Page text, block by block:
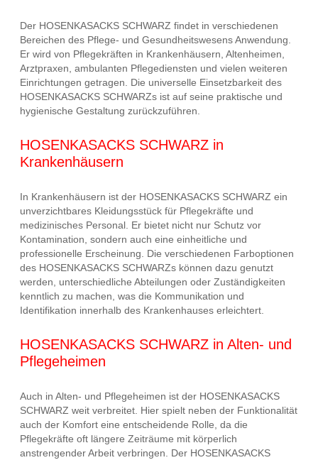
Der HOSENKASACKS SCHWARZ findet in verschiedenen
Bereichen des Pflege- und Gesundheitswesens Anwendung.
Er wird von Pflegekräften in Krankenhäusern, Altenheimen,
Arztpraxen, ambulanten Pflegediensten und vielen weiteren
Einrichtungen getragen. Die universelle Einsetzbarkeit des
HOSENKASACKS SCHWARZs ist auf seine praktische und
hygienische Gestaltung zurückzuführen.
HOSENKASACKS SCHWARZ in
Krankenhäusern
In Krankenhäusern ist der HOSENKASACKS SCHWARZ ein
unverzichtbares Kleidungsstück für Pflegekräfte und
medizinisches Personal. Er bietet nicht nur Schutz vor
Kontamination, sondern auch eine einheitliche und
professionelle Erscheinung. Die verschiedenen Farboptionen
des HOSENKASACKS SCHWARZs können dazu genutzt
werden, unterschiedliche Abteilungen oder Zuständigkeiten
kenntlich zu machen, was die Kommunikation und
Identifikation innerhalb des Krankenhauses erleichtert.
HOSENKASACKS SCHWARZ in Alten- und
Pflegeheimen
Auch in Alten- und Pflegeheimen ist der HOSENKASACKS
SCHWARZ weit verbreitet. Hier spielt neben der Funktionalität
auch der Komfort eine entscheidende Rolle, da die
Pflegekräfte oft längere Zeiträume mit körperlich
anstrengender Arbeit verbringen. Der HOSENKASACKS